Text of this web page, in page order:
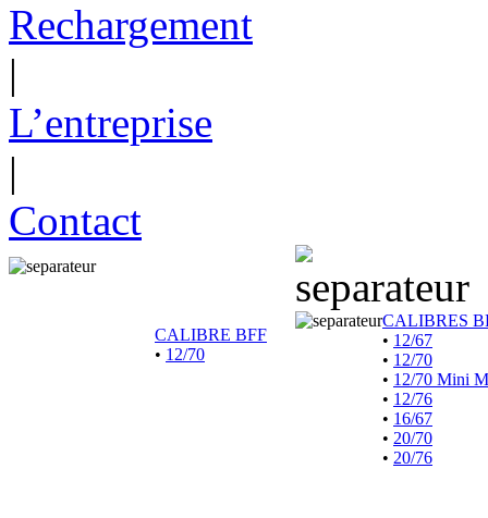
Rechargement
|
L’entreprise
|
Contact
CALIBRE BFF
• 12/70
CALIBRES
• 12/67
• 12/70
• 12/70 Mini
• 12/76
• 16/67
• 20/70
• 20/76